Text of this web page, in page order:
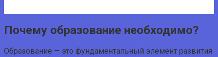
Почему образование необходимо?
Образование — это фундаментальный элемент развития